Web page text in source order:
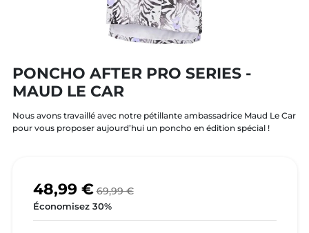
PONCHO AFTER PRO SERIES -
MAUD LE CAR
Nous avons travaillé avec notre pétillante ambassadrice Maud Le Car
pour vous proposer aujourd’hui un poncho en édition spécial !
48,99 € 69,99 €
Économisez 30%